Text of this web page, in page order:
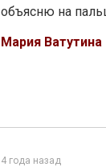
объясню на
Мария Ватутина
4 года назад